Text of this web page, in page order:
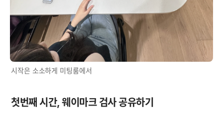
시작은 소소하게 미팅룸에서
첫번째 시간, 웨이마크 검사 공유하기